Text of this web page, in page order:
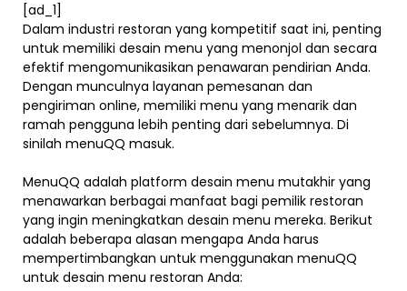
[ad_1]
Dalam industri restoran yang kompetitif saat ini, penting
untuk memiliki desain menu yang menonjol dan secara
efektif mengomunikasikan penawaran pendirian Anda.
Dengan munculnya layanan pemesanan dan
pengiriman online, memiliki menu yang menarik dan
ramah pengguna lebih penting dari sebelumnya. Di
sinilah menuQQ masuk.
MenuQQ adalah platform desain menu mutakhir yang
menawarkan berbagai manfaat bagi pemilik restoran
yang ingin meningkatkan desain menu mereka. Berikut
adalah beberapa alasan mengapa Anda harus
mempertimbangkan untuk menggunakan menuQQ
untuk desain menu restoran Anda: